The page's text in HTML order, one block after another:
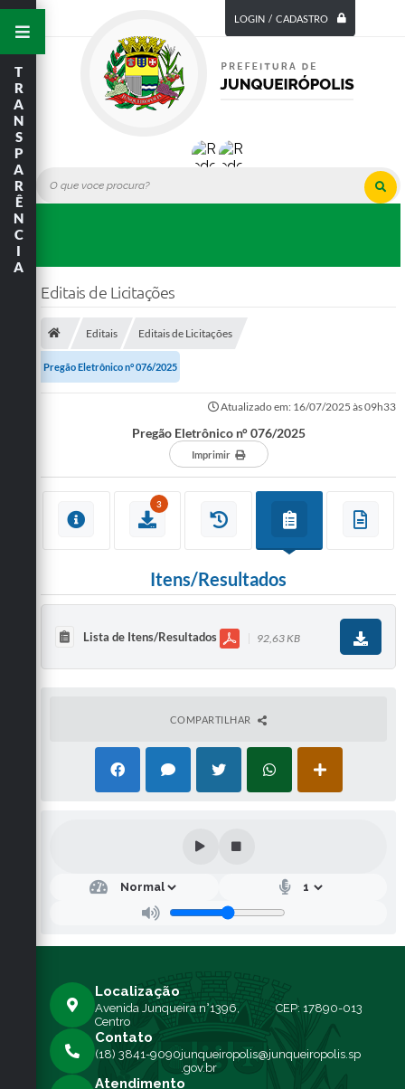
LOGIN / CADASTRO
T
R
A
N
S
P
A
R
Ê
N
C
I
A
Editais de Licitações
Editais Editais de Licitações
Pregão Eletrônico n° 076/2025
Atualizado em: 16/07/2025 às 09h33
Pregão Eletrônico n° 076/2025
Imprimir
3
Itens/Resultados
Lista de Itens/Resultados 92,63 KB
COMPARTILHAR
Localização
Avenida Junqueira n°1396,
Centro
CEP: 17890-013
Contato
(18) 3841-9090junqueiropolis@junqueiropolis.sp
.gov.br
Atendimento